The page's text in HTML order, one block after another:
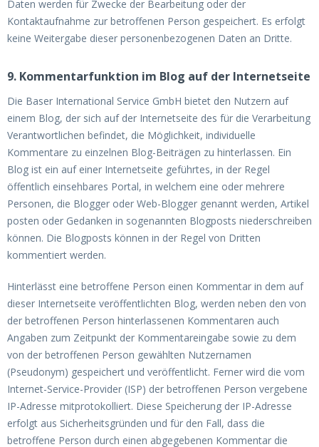
Daten werden für Zwecke der Bearbeitung oder der
Kontaktaufnahme zur betroffenen Person gespeichert. Es erfolgt
keine Weitergabe dieser personenbezogenen Daten an Dritte.
9. Kommentarfunktion im Blog auf der Internetseite
Die Baser International Service GmbH bietet den Nutzern auf
einem Blog, der sich auf der Internetseite des für die Verarbeitung
Verantwortlichen befindet, die Möglichkeit, individuelle
Kommentare zu einzelnen Blog-Beiträgen zu hinterlassen. Ein
Blog ist ein auf einer Internetseite geführtes, in der Regel
öffentlich einsehbares Portal, in welchem eine oder mehrere
Personen, die Blogger oder Web-Blogger genannt werden, Artikel
posten oder Gedanken in sogenannten Blogposts niederschreiben
können. Die Blogposts können in der Regel von Dritten
kommentiert werden.
Hinterlässt eine betroffene Person einen Kommentar in dem auf
dieser Internetseite veröffentlichten Blog, werden neben den von
der betroffenen Person hinterlassenen Kommentaren auch
Angaben zum Zeitpunkt der Kommentareingabe sowie zu dem
von der betroffenen Person gewählten Nutzernamen
(Pseudonym) gespeichert und veröffentlicht. Ferner wird die vom
Internet-Service-Provider (ISP) der betroffenen Person vergebene
IP-Adresse mitprotokolliert. Diese Speicherung der IP-Adresse
erfolgt aus Sicherheitsgründen und für den Fall, dass die
betroffene Person durch einen abgegebenen Kommentar die